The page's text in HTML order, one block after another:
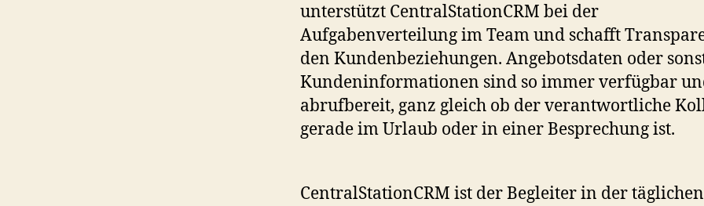
unterstützt CentralStationCRM bei der
Aufgabenverteilung im Team und schafft
den Kundenbeziehungen. Angebotsdaten oder
Kundeninformationen sind so immer verfügbar
abrufbereit, ganz gleich ob der verantwortliche
gerade im Urlaub oder in einer Besprechung ist.
CentralStationCRM ist der Begleiter in der täglichen